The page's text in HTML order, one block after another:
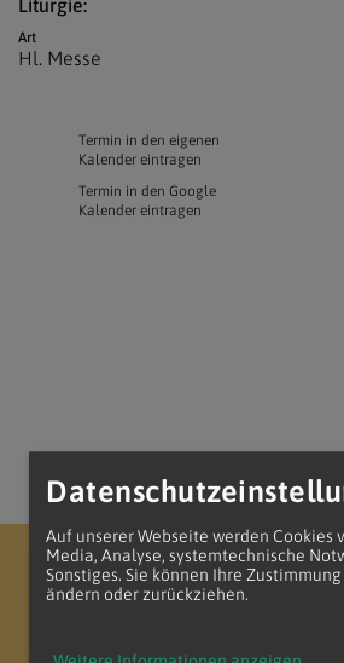
Liturgie:
Art
Hl. Messe
Termin in den eigenen
Kalender eintragen
Termin in den Google
Kalender eintragen
Erzdiözese Wien
Vikariat Nord -
Dekanat Laa-Gaubitsch
Auf unserer Webseite werden Cookies
Media, Analyse, systemtechnische
Sonstiges. Sie können Ihre
ändern oder zurückziehen.